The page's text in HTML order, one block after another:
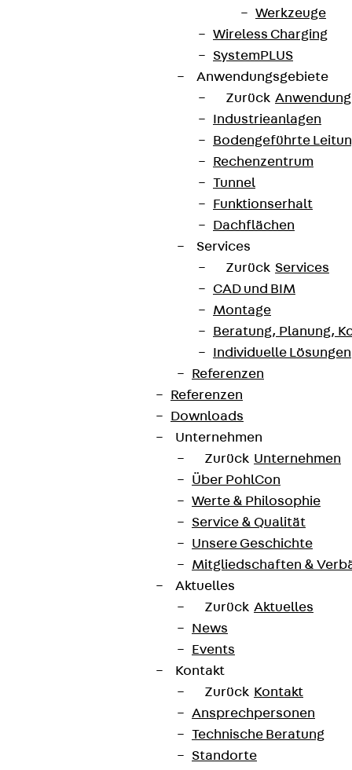
Werkzeuge
Wireless Charging
SystemPLUS
Anwendungsgebiete
Zurück
Industrieanlagen
Bodengeführte
Rechenzentrum
Tunnel
Funktionserhalt
Dachflächen
Services
Zurück Services
CAD und BIM
Montage
Beratung, Planung,
Individuelle Lösungen
Referenzen
Referenzen
Downloads
Unternehmen
Zurück Unternehmen
Über PohlCon
Werte & Philosophie
Service & Qualität
Unsere Geschichte
Mitgliedschaften &
Aktuelles
Zurück Aktuelles
News
Events
Kontakt
Zurück Kontakt
Ansprechpersonen
Technische Beratung
Standorte